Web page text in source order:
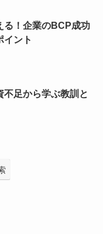
る！企業のBCP成功
イント
不足から学ぶ教訓と